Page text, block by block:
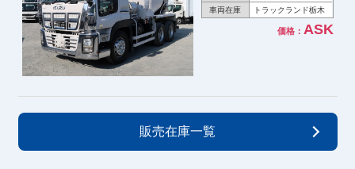
車両在庫
トラックランド栃木
価格： ASK
販売在庫一覧